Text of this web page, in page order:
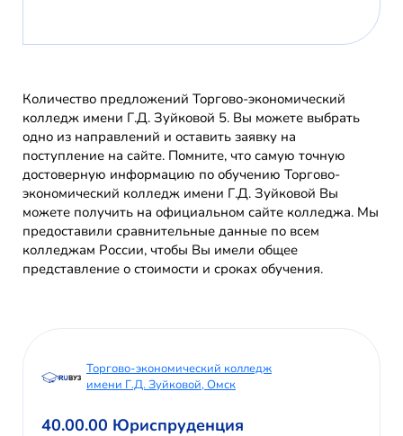
Количество предложений Торгово-экономический
колледж имени Г.Д. Зуйковой 5. Вы можете выбрать
одно из направлений и оставить заявку на
поступление на сайте. Помните, что самую точную
достоверную информацию по обучению Торгово-
экономический колледж имени Г.Д. Зуйковой Вы
можете получить на официальном сайте колледжа. Мы
предоставили сравнительные данные по всем
колледжам России, чтобы Вы имели общее
представление о стоимости и сроках обучения.
Торгово-экономический колледж
имени Г.Д. Зуйковой, Омск
40.00.00 Юриспруденция